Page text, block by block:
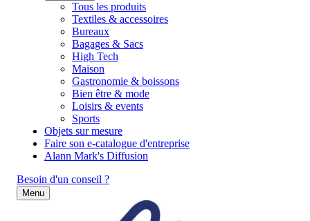
Tous les produits
Textiles & accessoires
Bureaux
Bagages & Sacs
High Tech
Maison
Gastronomie & boissons
Bien être & mode
Loisirs & events
Sports
Objets sur mesure
Faire son e-catalogue d'entreprise
Alann Mark's Diffusion
Besoin d'un conseil ?
Menu